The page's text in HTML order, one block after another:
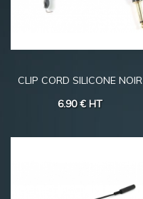
CLIP CORD SILICONE NOIR
6.90 € HT